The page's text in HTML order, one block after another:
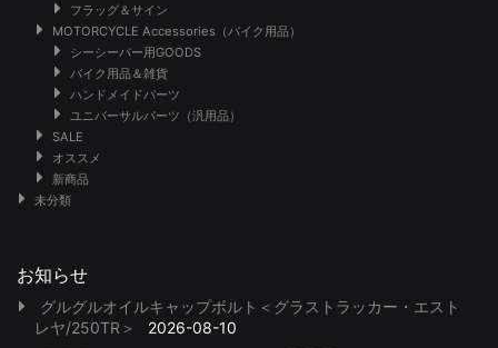
フラッグ＆サイン
MOTORCYCLE Accessories（バイク用品）
シーシーバー用GOODS
バイク用品＆雑貨
ハンドメイドパーツ
ユニバーサルパーツ（汎用品）
SALE
オススメ
新商品
未分類
お知らせ
グルグルオイルキャップボルト＜グラストラッカー・エスト
レヤ/250TR＞
2026-08-10